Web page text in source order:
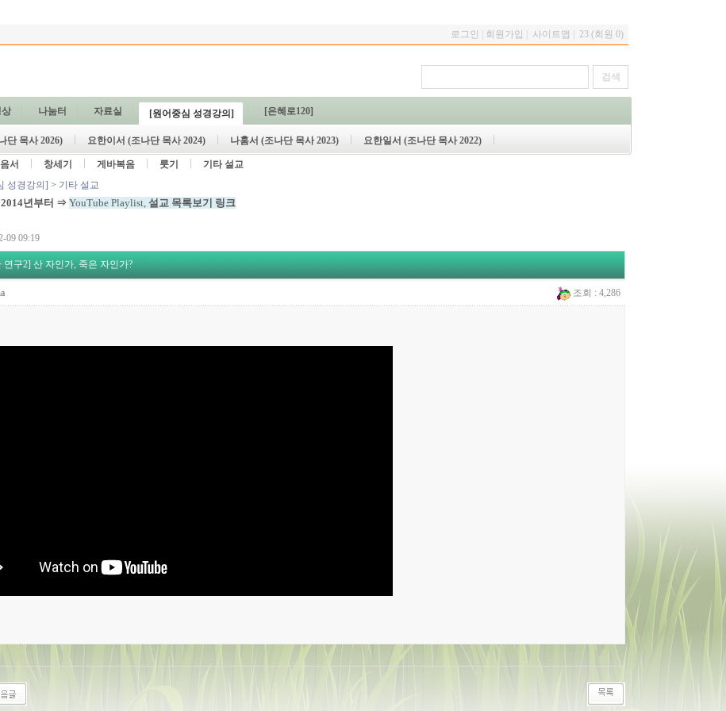
로그인 회원가입 사이트맵 23 (회원 0)
상 나눔터 자료실 [원어중심 성경강의] [은혜로120]
단 목사 2026) 요한이서 (조나단 목사 2024) 나훔서 (조나단 목사 2023) 요한일서 (조나단 목사 2022)
서 창세기 게바복음 룻기 기타 설교
성경강의] > 기타 설교
년부터 ⇒YouTube Playlist, 설교 목록보기 링크
09 09:19
구2] 산 자인가, 죽은 자인가?
조회 : 4,286